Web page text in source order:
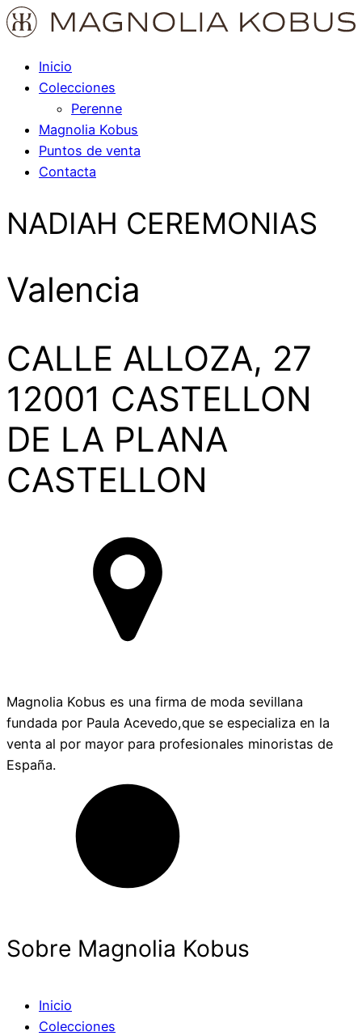
Inicio
Colecciones
Perenne
Magnolia Kobus
Puntos de venta
Contacta
NADIAH CEREMONIAS
Valencia
CALLE ALLOZA, 27
12001 CASTELLON
DE LA PLANA
CASTELLON
Magnolia Kobus es una firma de moda sevillana
fundada por Paula Acevedo,que se especializa en la
venta al por mayor para profesionales minoristas de
España.
Sobre Magnolia Kobus
Inicio
Colecciones